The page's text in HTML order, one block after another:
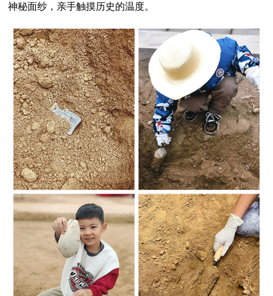
神秘面纱，亲手触摸历史的温度。